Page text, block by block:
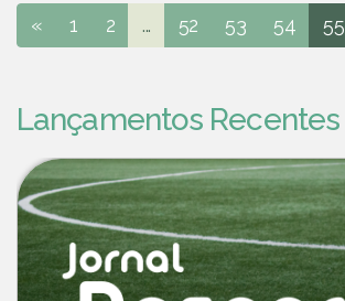
« 1 2 ... 52 53 54 55
Lançamentos Recentes